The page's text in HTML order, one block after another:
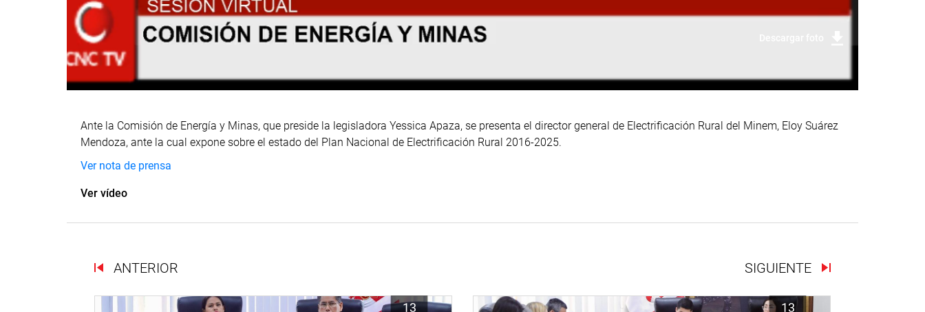
Ante la Comisión de Energía y Minas, que preside la legisladora Yessica Apaza, se presenta el director general de Electrificación Rural del Minem, Eloy Suárez
Mendoza, ante la cual expone sobre el estado del Plan Nacional de Electrificación Rural 2016-2025.
Ver nota de prensa
Ver vídeo
ANTERIOR SIGUIENTE
13
13